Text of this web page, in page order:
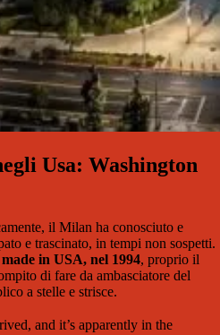
Usa: Washington
il Milan ha conosciuto e
e trascinato, in tempi non sospetti.
in USA, nel 1994, proprio il
di fare da ambasciatore del
a stelle e strisce.
and it’s apparently in the